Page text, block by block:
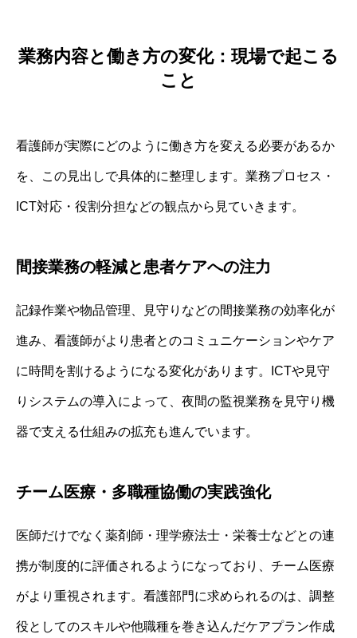
業務内容と働き方の変化：現場で起こる
こと
看護師が実際にどのように働き方を変える必要があるか
を、この見出しで具体的に整理します。業務プロセス・
ICT対応・役割分担などの観点から見ていきます。
間接業務の軽減と患者ケアへの注力
記録作業や物品管理、見守りなどの間接業務の効率化が
進み、看護師がより患者とのコミュニケーションやケア
に時間を割けるようになる変化があります。ICTや見守
りシステムの導入によって、夜間の監視業務を見守り機
器で支える仕組みの拡充も進んでいます。
チーム医療・多職種協働の実践強化
医師だけでなく薬剤師・理学療法士・栄養士などとの連
携が制度的に評価されるようになっており、チーム医療
がより重視されます。看護部門に求められるのは、調整
役としてのスキルや他職種を巻き込んだケアプラン作成